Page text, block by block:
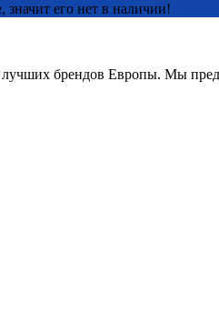
его нет в наличии!
брендов Европы. Мы